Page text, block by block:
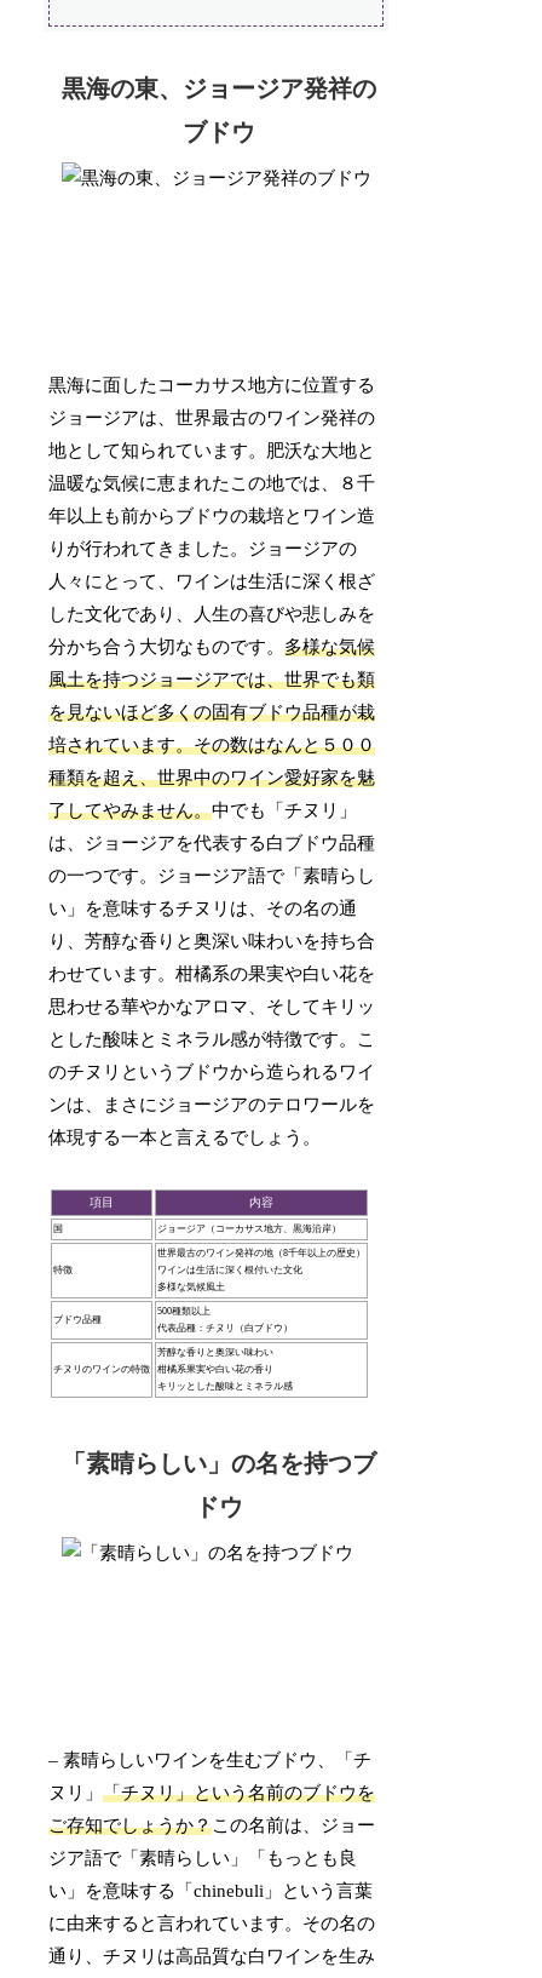
黒海の東、ジョージア発祥の
ブドウ
黒海に面したコーカサス地方に位置する
ジョージアは、世界最古のワイン発祥の
地として知られています。肥沃な大地と
温暖な気候に恵まれたこの地では、８千
年以上も前からブドウの栽培とワイン造
りが行われてきました。ジョージアの
人々にとって、ワインは生活に深く根ざ
した文化であり、人生の喜びや悲しみを
分かち合う大切なものです。多様な気候
風土を持つジョージアでは、世界でも類
を見ないほど多くの固有ブドウ品種が栽
培されています。その数はなんと５００
種類を超え、世界中のワイン愛好家を魅
了してやみません。中でも「チヌリ」
は、ジョージアを代表する白ブドウ品種
の一つです。ジョージア語で「素晴らし
い」を意味するチヌリは、その名の通
り、芳醇な香りと奥深い味わいを持ち合
わせています。柑橘系の果実や白い花を
思わせる華やかなアロマ、そしてキリッ
とした酸味とミネラル感が特徴です。こ
のチヌリというブドウから造られるワイ
ンは、まさにジョージアのテロワールを
体現する一本と言えるでしょう。
項目 内容
国 ジョージア（コーカサス地方、黒海沿岸）
特徴
世界最古のワイン発祥の地（8千年以上の歴史）
ワインは生活に深く根付いた文化
多様な気候風土
ブドウ品種
500種類以上
代表品種：チヌリ（白ブドウ）
チヌリのワインの特徴
芳醇な香りと奥深い味わい
柑橘系果実や白い花の香り
キリッとした酸味とミネラル感
「素晴らしい」の名を持つブ
ドウ
– 素晴らしいワインを生むブドウ、「チ
ヌリ」「チヌリ」という名前のブドウを
ご存知でしょうか？この名前は、ジョー
ジア語で「素晴らしい」「もっとも良
い」を意味する「chinebuli」という言葉
に由来すると言われています。その名の
通り、チヌリは高品質な白ワインを生み